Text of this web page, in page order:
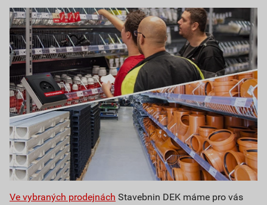
Ve vybraných prodejnách Stavebnin DEK máme pro vás